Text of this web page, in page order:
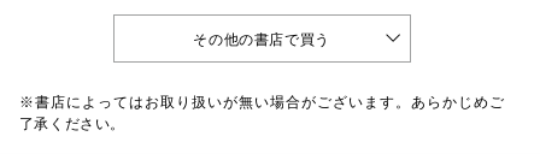
その他の書店で買う
※書店によってはお取り扱いが無い場合がございます。あらかじめご
了承ください。